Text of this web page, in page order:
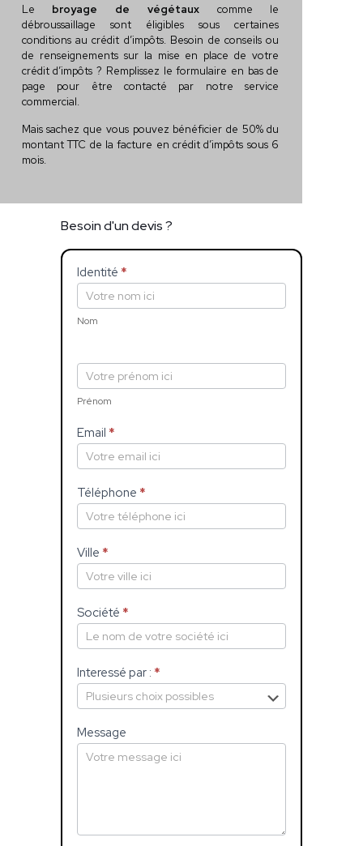
Le broyage de végétauxcomme le
débroussaillage sont éligibles sous certaines
conditions au crédit d’impôts. Besoin de conseils ou
de renseignements sur la mise en place de votre
crédit d’impôts ? Remplissez le formulaire en bas de
page pour être contacté par notre service
commercial.
Mais sachez que vous pouvez bénéficier de 50% du
montant TTC de la facture en crédit d’impôts sous 6
mois.
Besoin d'un devis ?
Devis
Identité *
Nom
Prénom
Email *
Téléphone *
Ville *
Société *
Interessé par : *
Message
Si
vous
êtes
un
remplissez
pas
ce